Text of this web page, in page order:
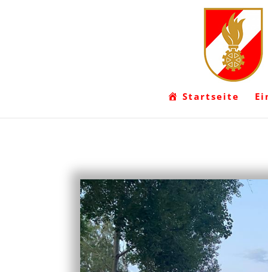
Startseite